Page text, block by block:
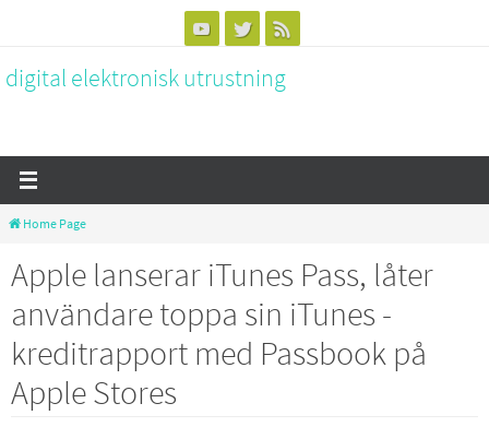
content
digital elektronisk utrustning
Home Page
Apple lanserar iTunes Pass, låter
användare toppa sin iTunes -
kreditrapport med Passbook på
Apple Stores